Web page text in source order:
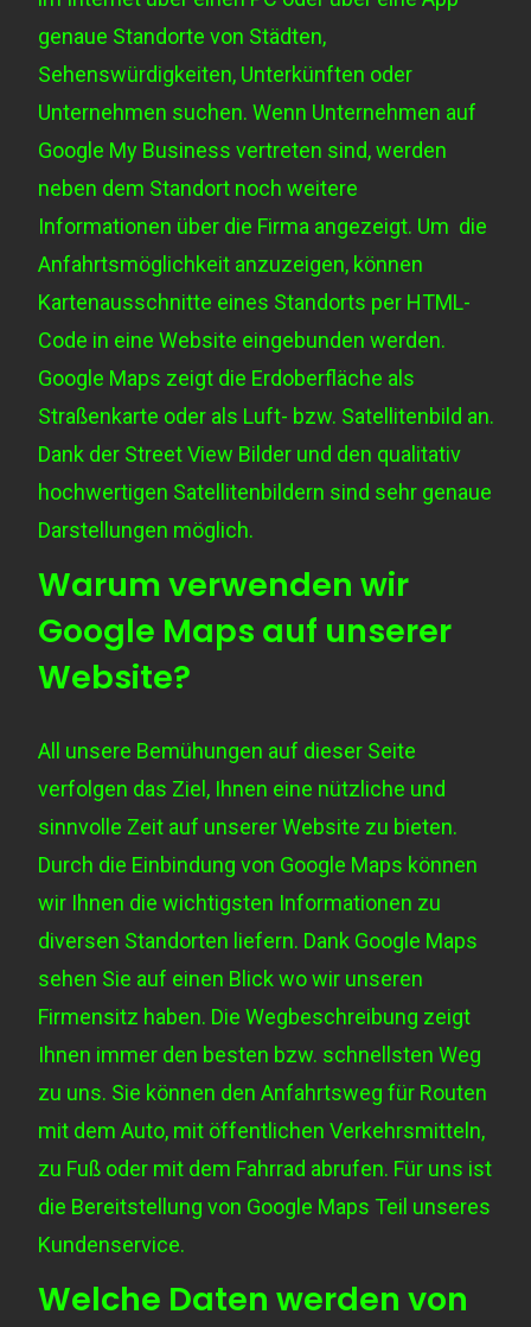
genaue Standorte von Städten,
Sehenswürdigkeiten, Unterkünften oder
Unternehmen suchen. Wenn Unternehmen auf
Google My Business vertreten sind, werden
neben dem Standort noch weitere
Informationen über die Firma angezeigt. Um die
Anfahrtsmöglichkeit anzuzeigen, können
Kartenausschnitte eines Standorts per HTML-
Code in eine Website eingebunden werden.
Google Maps zeigt die Erdoberfläche als
Straßenkarte oder als Luft- bzw. Satellitenbild an.
Dank der Street View Bilder und den qualitativ
hochwertigen Satellitenbildern sind sehr genaue
Darstellungen möglich.
Warum verwenden wir
Google Maps auf unserer
Website?
All unsere Bemühungen auf dieser Seite
verfolgen das Ziel, Ihnen eine nützliche und
sinnvolle Zeit auf unserer Website zu bieten.
Durch die Einbindung von Google Maps können
wir Ihnen die wichtigsten Informationen zu
diversen Standorten liefern. Dank Google Maps
sehen Sie auf einen Blick wo wir unseren
Firmensitz haben. Die Wegbeschreibung zeigt
Ihnen immer den besten bzw. schnellsten Weg
zu uns. Sie können den Anfahrtsweg für Routen
mit dem Auto, mit öffentlichen Verkehrsmitteln,
zu Fuß oder mit dem Fahrrad abrufen. Für uns ist
die Bereitstellung von Google Maps Teil unseres
Kundenservice.
Welche Daten werden von